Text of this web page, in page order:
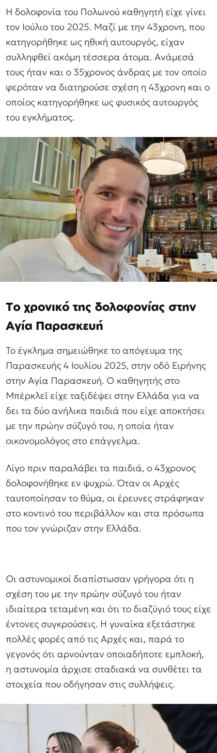
Η δολοφονία του Πολωνού καθηγητή είχε γίνει
τον Ιούλιο του 2025. Μαζί με την 43χρονη, που
κατηγορήθηκε ως ηθική αυτουργός, είχαν
συλληφθεί ακόμη τέσσερα άτομα. Ανάμεσά
τους ήταν και ο 35χρονος άνδρας με τον οποίο
φερόταν να διατηρούσε σχέση η 43χρονη και ο
οποίος κατηγορήθηκε ως φυσικός αυτουργός
του εγκλήματος.
Το χρονικό της δολοφονίας στην
Αγία Παρασκευή
Το έγκλημα σημειώθηκε το απόγευμα της
Παρασκευής 4 Ιουλίου 2025, στην οδό Ειρήνης
στην Αγία Παρασκευή. Ο καθηγητής στο
Μπέρκλεϊ είχε ταξιδέψει στην Ελλάδα για να
δει τα δύο ανήλικα παιδιά που είχε αποκτήσει
με την πρώην σύζυγό του, η οποία ήταν
οικονομολόγος στο επάγγελμα.
Λίγο πριν παραλάβει τα παιδιά, ο 43χρονος
δολοφονήθηκε εν ψυχρώ. Όταν οι Αρχές
ταυτοποίησαν το θύμα, οι έρευνες στράφηκαν
στο κοντινό του περιβάλλον και στα πρόσωπα
που τον γνώριζαν στην Ελλάδα.
Οι αστυνομικοί διαπίστωσαν γρήγορα ότι η
σχέση του με την πρώην σύζυγό του ήταν
ιδιαίτερα τεταμένη και ότι το διαζύγιό τους είχε
έντονες συγκρούσεις. Η γυναίκα εξετάστηκε
πολλές φορές από τις Αρχές και, παρά το
γεγονός ότι αρνούνταν οποιαδήποτε εμπλοκή,
η αστυνομία άρχισε σταδιακά να συνθέτει τα
στοιχεία που οδήγησαν στις συλλήψεις.